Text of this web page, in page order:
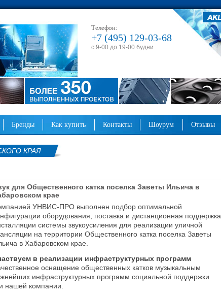
Телефон:
+7 (495) 129-03-68
с 9-00 до 19-00 будни
бренды как купить контакты шоурум отзывы
КРАЯ
для Общественного катка поселка Заветы Ильича в
крае
УНВИС-ПРО выполнен подбор оптимальной
оборудования, поставка и дистанционная поддержка
системы звукоусиления для реализации уличной
на территории Общественного катка поселка Заветы
в Хабаровском крае.
в реализации инфраструктурных программ
оснащение общественных катков музыкальным
инфраструктурных программ социальной поддержки
нашей компании.